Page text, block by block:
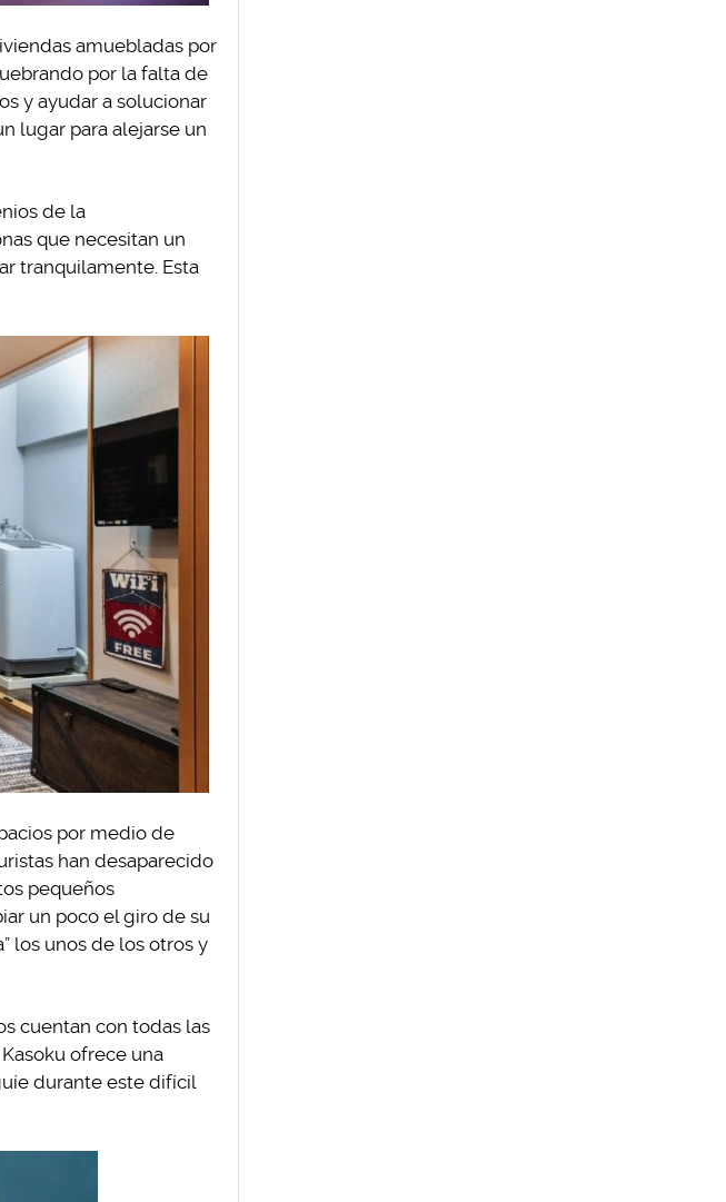
amuebladas por
por la falta de
y ayudar a solucionar
lugar para alejarse un
de la
que necesitan un
tranquilamente. Esta
por medio de
han desaparecido
pequeños
un poco el giro de su
los unos de los otros y
cuentan con todas las
ofrece una
durante este difícil